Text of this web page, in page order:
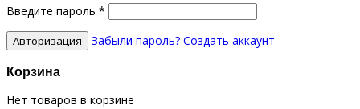
Введите пароль *
Забыли пароль? Создать аккаунт
Корзина
Нет товаров в корзине